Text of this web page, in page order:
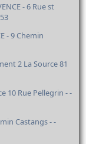
- 6 Rue st
- 9 Chemin
2 La Source 81
10 Rue Pellegrin - -
Castangs - -